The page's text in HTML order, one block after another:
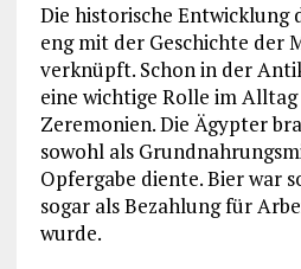
Die historische
eng mit der Geschichte der
verknüpft. Schon in der
eine wichtige Rolle im
Zeremonien. Die Ägypter
sowohl als
Opfergabe diente. Bier war
sogar als Bezahlung für
wurde.